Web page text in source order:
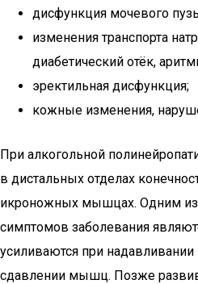
дисфункция мочевого
изменения транспорта
диабетический отёк,
эректильная дисфункция;
кожные изменения,
При алкогольной
в дистальных отделах
икроножных мышцах. Одним из
симптомов заболевания
усиливаются при
сдавлении мышц. Позже